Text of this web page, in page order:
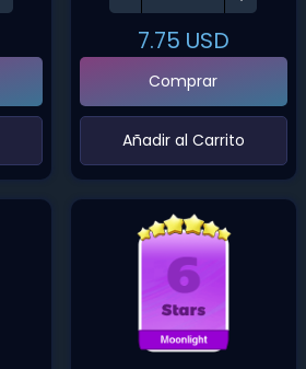
7.75 USD
Comprar
‌Añadir al Carrito‌